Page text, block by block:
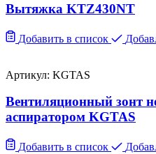
Вытяжка KTZ430NT
Добавить в список
Артикул: KGTAS
Вентиляционный зонт
аспиратором KGTAS
Добавить в список